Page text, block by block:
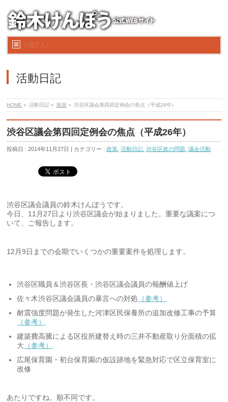
MENU
活動日記
HOME » 活動日記 » 政策 » 渋谷区議会第四回定例会の焦点（平成26年）
渋谷区議会第四回定例会の焦点（平成26年）
投稿日 : 2014年11月27日 | カテゴリー :政策 ,活動日記 ,渋谷区政の問題 ,議会活動
渋谷区議会議員の鈴木けんぽうです。
今日、11月27日より渋谷区議会が始まりました。重要な議案につ
いて、ご報告します。
12月9日までの会期でいくつかの重要案件を処理します。
渋谷区職員＆渋谷区長・渋谷区議会議員の報酬値上げ
佐々木渋谷区議会議員の暴言への対処 （参考）
耐震強度問題が発生した河津区民保養所の追加改修工事の予算
（参考）
建築費高騰による区役所建替え時の三井不動産取り分面積の拡
大 （参考）
広尾保育園・初台保育園の仮設跡地を緊急対応で区立保育室に
改修
あたりですね。順不同です。